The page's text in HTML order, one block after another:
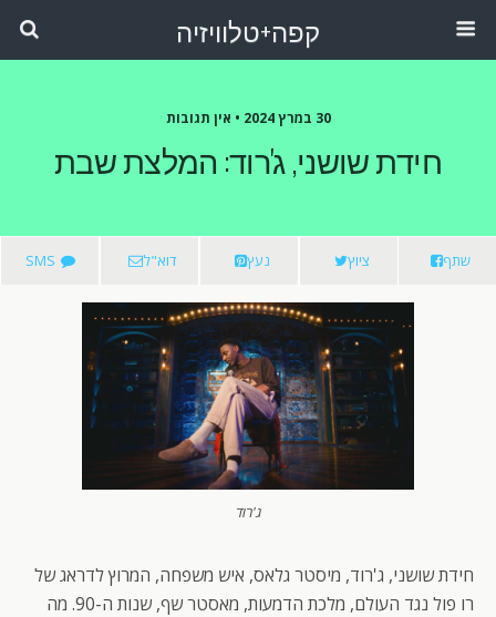
קפה+טלוויזיה
30 במרץ 2024 • אין תגובות
חידת שושני, ג'רוד: המלצת שבת
שתף ציוץ נעץ דוא"ל SMS
ג'רוד
חידת שושני, ג'רוד, מיסטר גלאס, איש משפחה, המרוץ לדראג של
רו פול נגד העולם, מלכת הדמעות, מאסטר שף, שנות ה-90. מה